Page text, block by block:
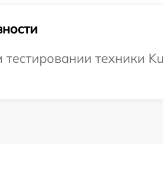
техники